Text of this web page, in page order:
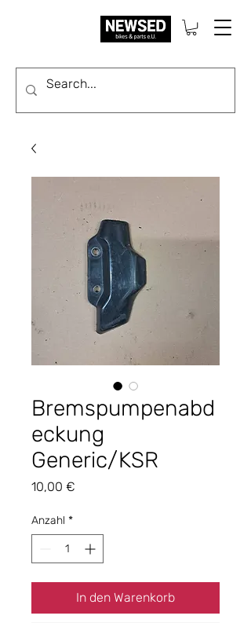
Bremspumpenabd
eckung
Generic/KSR
10,00 €
Anzahl *
In den Warenkorb